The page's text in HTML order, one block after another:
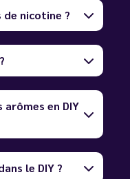
nicotine ?
en DIY
le DIY ?